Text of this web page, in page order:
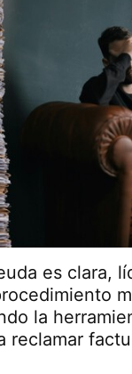
es clara,
la
reclamar